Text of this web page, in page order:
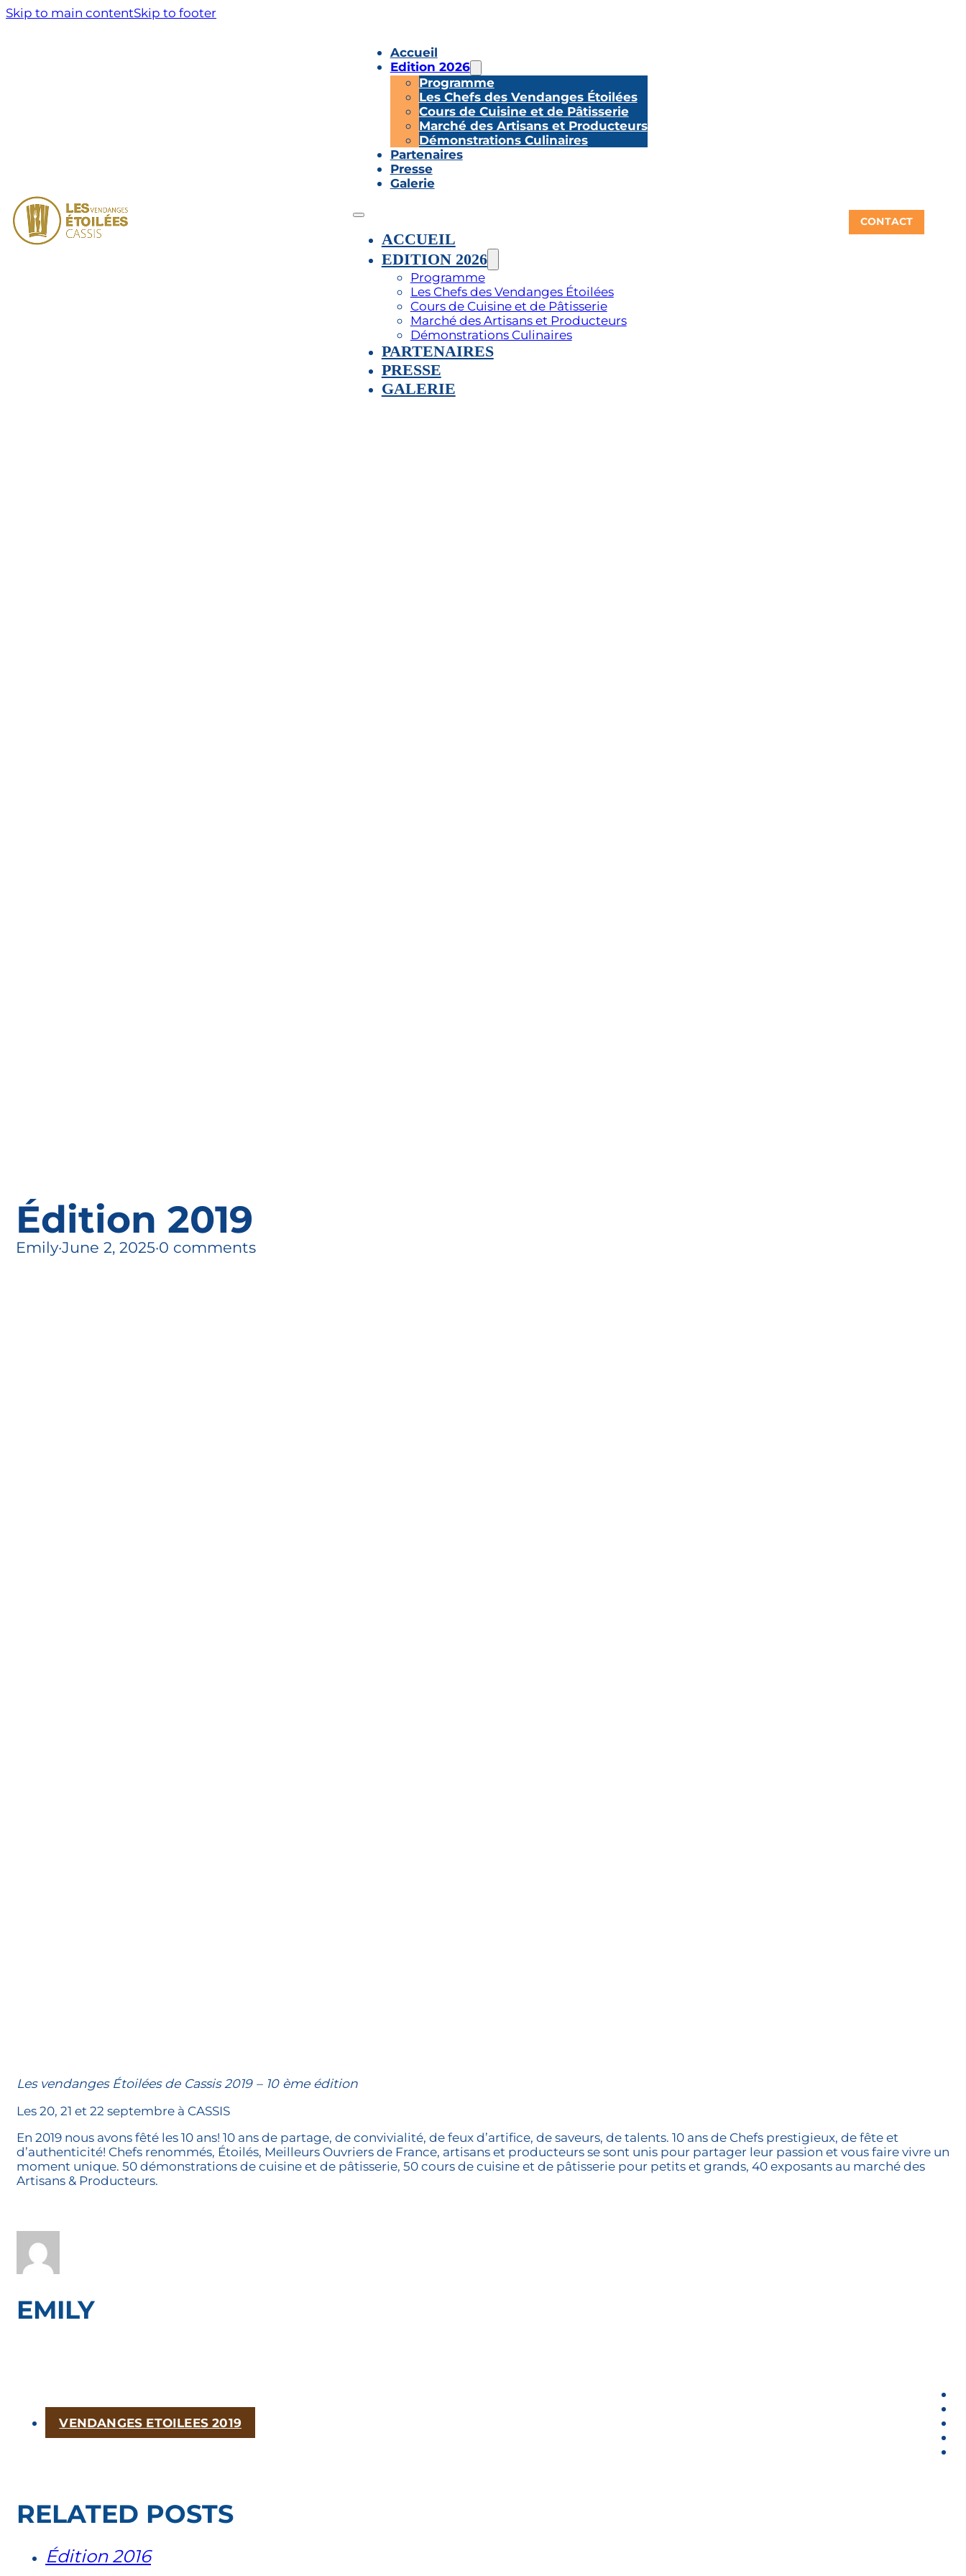
Skip to main contentSkip to footer
Accueil
Edition 2026
Programme
Les Chefs des Vendanges Étoilées
Cours de Cuisine et de Pâtisserie
Marché des Artisans et Producteurs
Démonstrations Culinaires
Partenaires
Presse
Galerie
ACCUEIL
EDITION 2026
Programme
Les Chefs des Vendanges Étoilées
Cours de Cuisine et de Pâtisserie
Marché des Artisans et Producteurs
Démonstrations Culinaires
PARTENAIRES
PRESSE
GALERIE
CONTACT
Édition 2019
Emily·June 2, 2025·0 comments
Les vendanges Étoilées de Cassis 2019 – 10 ème édition
Les 20, 21 et 22 septembre à CASSIS
En 2019 nous avons fêté les 10 ans! 10 ans de partage, de convivialité, de feux d’artifice, de saveurs, de talents. 10 ans de Chefs prestigieux, de fête et
d’authenticité! Chefs renommés, Étoilés, Meilleurs Ouvriers de France, artisans et producteurs se sont unis pour partager leur passion et vous faire vivre un
moment unique. 50 démonstrations de cuisine et de pâtisserie, 50 cours de cuisine et de pâtisserie pour petits et grands, 40 exposants au marché des
Artisans & Producteurs.
EMILY
VENDANGES ETOILEES 2019
RELATED POSTS
Édition 2016